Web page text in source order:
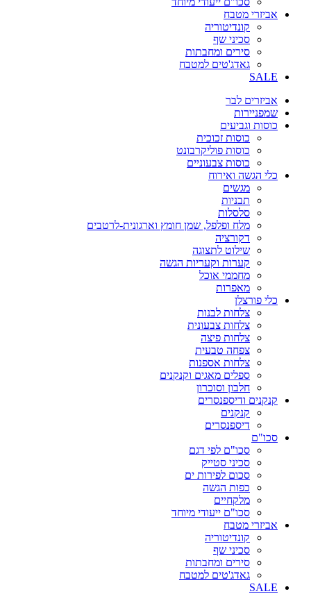
אביזרי מטבח
קונדיטוריה
סכיני שף
סירים ומחבתות
גאדג'טים למטבח
SALE
אביזרים לבר
שמפניירות
כוסות וגביעים
כוסות זכוכית
כוסות פוליקרבונט
כוסות צבעוניים
כלי הגשה ואירוח
מגשים
תבניות
סלסלות
מלח ופלפל, שמן חומץ וארגונית-לרטבים
דקורציה
שילוט לתצוגה
קערות וקעריות הגשה
מחממי אוכל
מאפרות
כלי פורצלן
צלחות לבנות
צלחות צבעונית
צלחות פיצה
צפחה טבעית
צלחות אספנות
ספלים מאגים וקנקנים
חלבון וסוכרון
קנקנים ודיספנסרים
קנקנים
דיספנסרים
סכו"ם
סכו"ם לפי דגם
סכיני סטייק
סכום לפירות ים
כפות הגשה
מלקחיים
סכו"ם ייעודי מיוחד
אביזרי מטבח
קונדיטוריה
סכיני שף
סירים ומחבתות
גאדג'טים למטבח
SALE